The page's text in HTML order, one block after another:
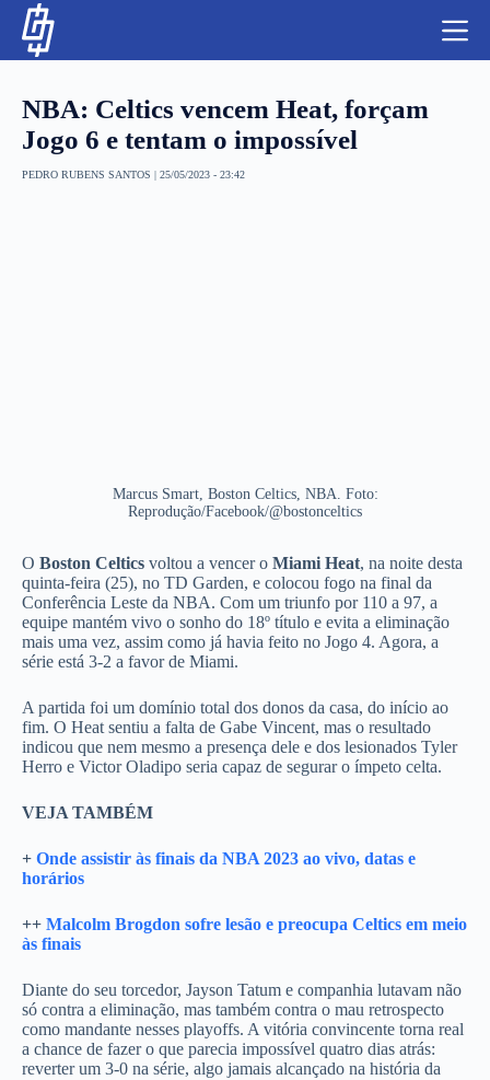
NBA: Celtics vencem Heat, forçam
Jogo 6 e tentam o impossível
PEDRO RUBENS SANTOS | 25/05/2023 - 23:42
Marcus Smart, Boston Celtics, NBA. Foto:
Reprodução/Facebook/@bostonceltics
O Boston Celtics voltou a vencer o Miami Heat, na noite desta
quinta-feira (25), no TD Garden, e colocou fogo na final da
Conferência Leste da NBA. Com um triunfo por 110 a 97, a
equipe mantém vivo o sonho do 18º título e evita a eliminação
mais uma vez, assim como já havia feito no Jogo 4. Agora, a
série está 3-2 a favor de Miami.
A partida foi um domínio total dos donos da casa, do início ao
fim. O Heat sentiu a falta de Gabe Vincent, mas o resultado
indicou que nem mesmo a presença dele e dos lesionados Tyler
Herro e Victor Oladipo seria capaz de segurar o ímpeto celta.
VEJA TAMBÉM
+ Onde assistir às finais da NBA 2023 ao vivo, datas e
horários
++ Malcolm Brogdon sofre lesão e preocupa Celtics em meio
às finais
Diante do seu torcedor, Jayson Tatum e companhia lutavam não
só contra a eliminação, mas também contra o mau retrospecto
como mandante nesses playoffs. A vitória convincente torna real
a chance de fazer o que parecia impossível quatro dias atrás:
reverter um 3-0 na série, algo jamais alcançado na história da